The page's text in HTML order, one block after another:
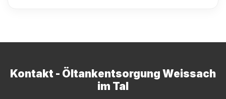
Kontakt - Öltankentsorgung Weissach
im Tal